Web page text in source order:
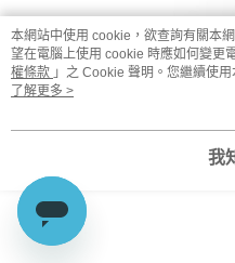
本網站中使用 cookie，欲查詢有關本
望在電腦上使用 cookie 時應如何變更
權條款 」之 Cookie 聲明。您繼續使
用條款之 Cookie 聲明使用 cookie。
了解更多 >
我